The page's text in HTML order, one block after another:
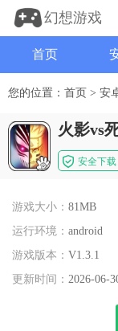
幻想游戏
首页
您的位置： 首页 > 安
火影vs
安全下载
游戏大小： 81MB
运行环境： android
游戏版本： V1.3.1
更新时间： 2026-06-